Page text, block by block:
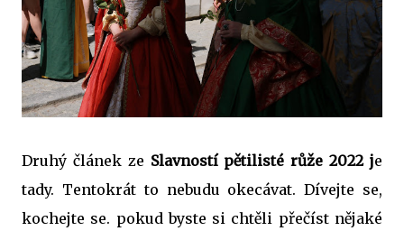
Druhý článek ze Slavností pětilisté růže 2022 je
tady. Tentokrát to nebudu okecávat. Dívejte se,
kochejte se. pokud byste si chtěli přečíst nějaké